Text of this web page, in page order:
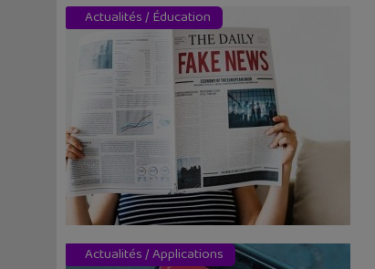
Actualités/ Éducation
Actualités/Applications